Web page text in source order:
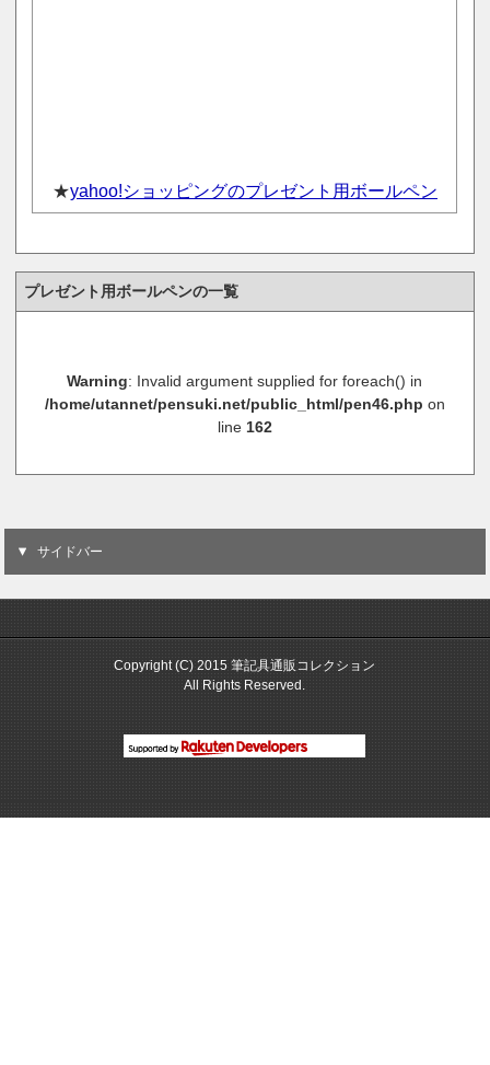
★yahoo!ショッピングのプレゼント用ボールペン
プレゼント用ボールペンの一覧
Warning: Invalid argument supplied for foreach() in
/home/utannet/pensuki.net/public_html/pen46.php on
line 162
サイドバー
Copyright (C) 2015 筆記具通販コレクション
All Rights Reserved.